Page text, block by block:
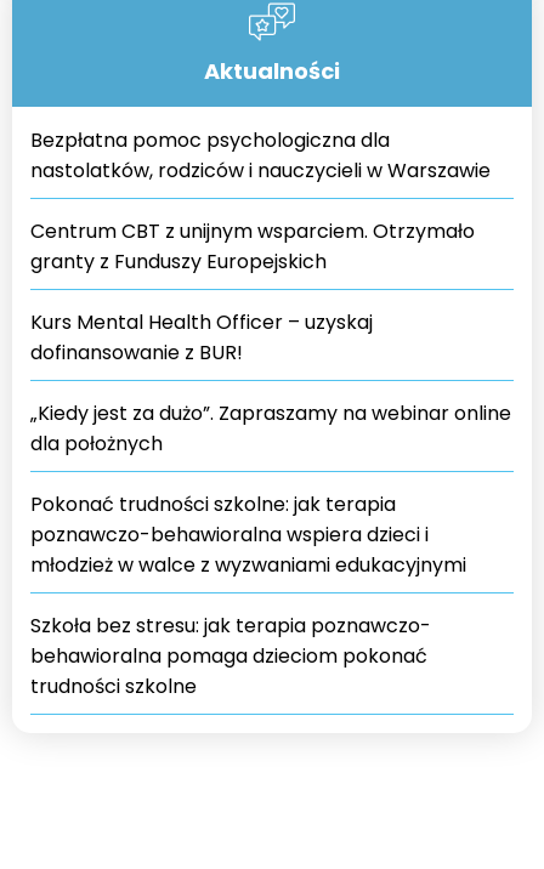
Aktualności
Bezpłatna pomoc psychologiczna dla
nastolatków, rodziców i nauczycieli w Warszawie
Centrum CBT z unijnym wsparciem. Otrzymało
granty z Funduszy Europejskich
Kurs Mental Health Officer – uzyskaj
dofinansowanie z BUR!
„Kiedy jest za dużo”. Zapraszamy na webinar online
dla położnych
Pokonać trudności szkolne: jak terapia
poznawczo-behawioralna wspiera dzieci i
młodzież w walce z wyzwaniami edukacyjnymi
Szkoła bez stresu: jak terapia poznawczo-
behawioralna pomaga dzieciom pokonać
trudności szkolne